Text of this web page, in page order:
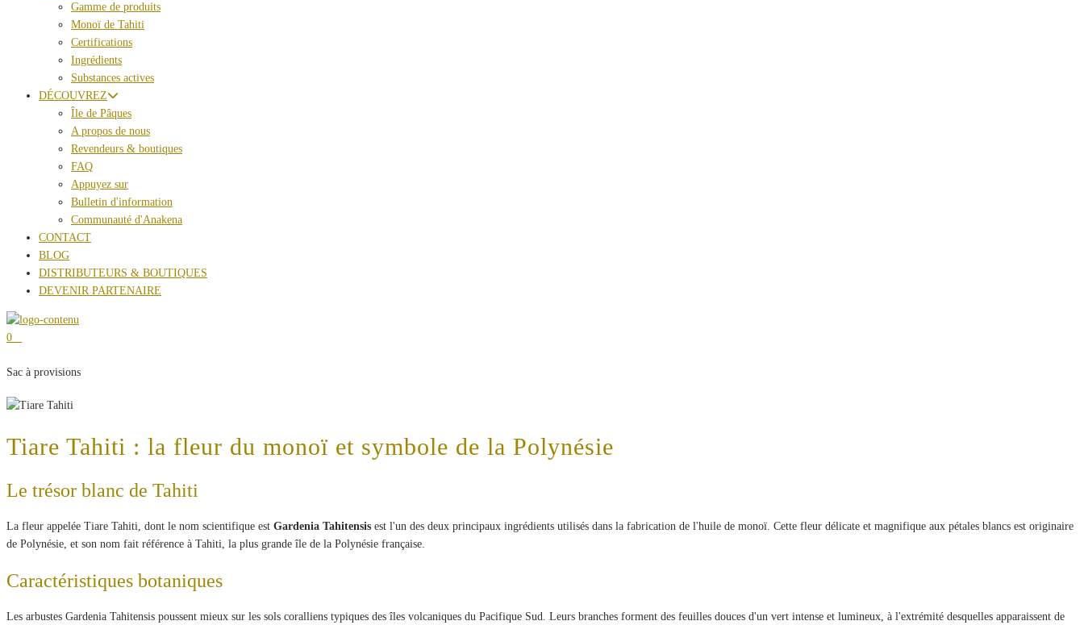
Gamme de produits
Monoï de Tahiti
Certifications
Ingrédients
Substances actives
DÉCOUVREZ
Île de Pâques
A propos de nous
Revendeurs & boutiques
FAQ
Appuyez sur
Bulletin d'information
Communauté d'Anakena
CONTACT
BLOG
DISTRIBUTEURS & BOUTIQUES
DEVENIR PARTENAIRE
0
Sac à provisions
Tiare Tahiti : la fleur du monoï et symbole de la Polynésie
Le trésor blanc de Tahiti
La fleur appelée Tiare Tahiti, dont le nom scientifique est Gardenia Tahitensis est l'un des deux principaux ingrédients utilisés dans la fabrication de l'huile de monoï. Cette fleur délicate et magnifique aux pétales blancs est originaire
de Polynésie, et son nom fait référence à Tahiti, la plus grande île de la Polynésie française.
Caractéristiques botaniques
Les arbustes Gardenia Tahitensis poussent mieux sur les sols coralliens typiques des îles volcaniques du Pacifique Sud. Leurs branches forment des feuilles douces d'un vert intense et lumineux, à l'extrémité desquelles apparaissent de